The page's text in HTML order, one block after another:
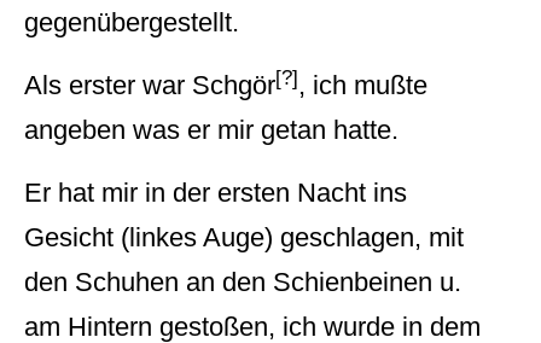
gegenübergestellt.
Als erster war Schgör[?], ich mußte
angeben was er mir getan hatte.
Er hat mir in der ersten Nacht ins
Gesicht (linkes Auge) geschlagen, mit
den Schuhen an den Schienbeinen u.
am Hintern gestoßen, ich wurde in dem